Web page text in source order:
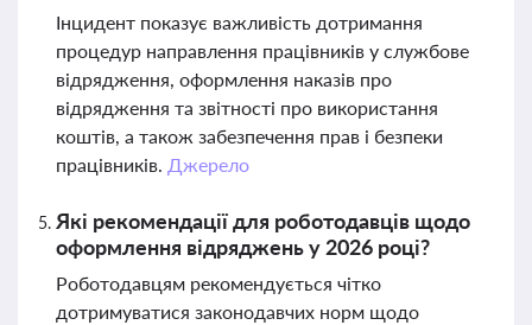
Інцидент показує важливість дотримання
процедур направлення працівників у службове
відрядження, оформлення наказів про
відрядження та звітності про використання
коштів, а також забезпечення прав і безпеки
працівників. Джерело
Які рекомендації для роботодавців щодо
оформлення відряджень у 2026 році?
Роботодавцям рекомендується чітко
дотримуватися законодавчих норм щодо